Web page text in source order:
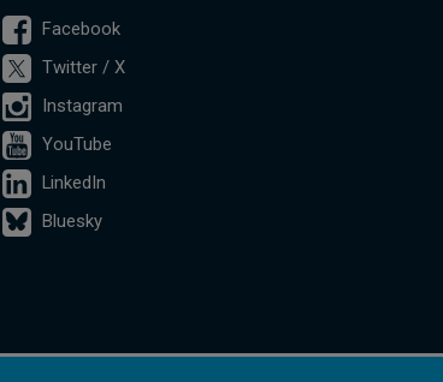
Facebook
Twitter / X
Instagram
YouTube
LinkedIn
Bluesky